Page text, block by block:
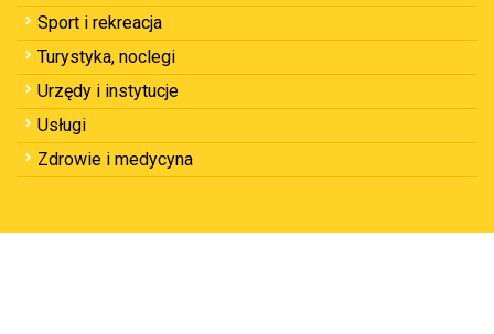
Sport i rekreacja
Turystyka, noclegi
Urzędy i instytucje
Usługi
Zdrowie i medycyna